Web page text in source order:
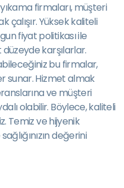
firmaları, müşteri
Yüksek kaliteli
fiyat politikası ile
karşılarlar.
bu firmalar,
sunar. Hizmet almak
ve müşteri
olabilir. Böylece, kaliteli
Temiz ve hijyenik
değerini